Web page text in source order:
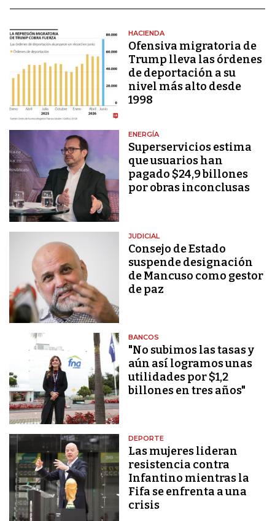
HACIENDA
Ofensiva migratoria de
Trump lleva las órdenes
de deportación a su
nivel más alto desde
1998
ENERGÍA
Superservicios estima
que usuarios han
pagado $24,9 billones
por obras inconclusas
JUDICIAL
Consejo de Estado
suspende designación
de Mancuso como gestor
de paz
BANCOS
"No subimos las tasas y
aún así logramos unas
utilidades por $1,2
billones en tres años"
DEPORTE
Las mujeres lideran
resistencia contra
Infantino mientras la
Fifa se enfrenta a una
crisis